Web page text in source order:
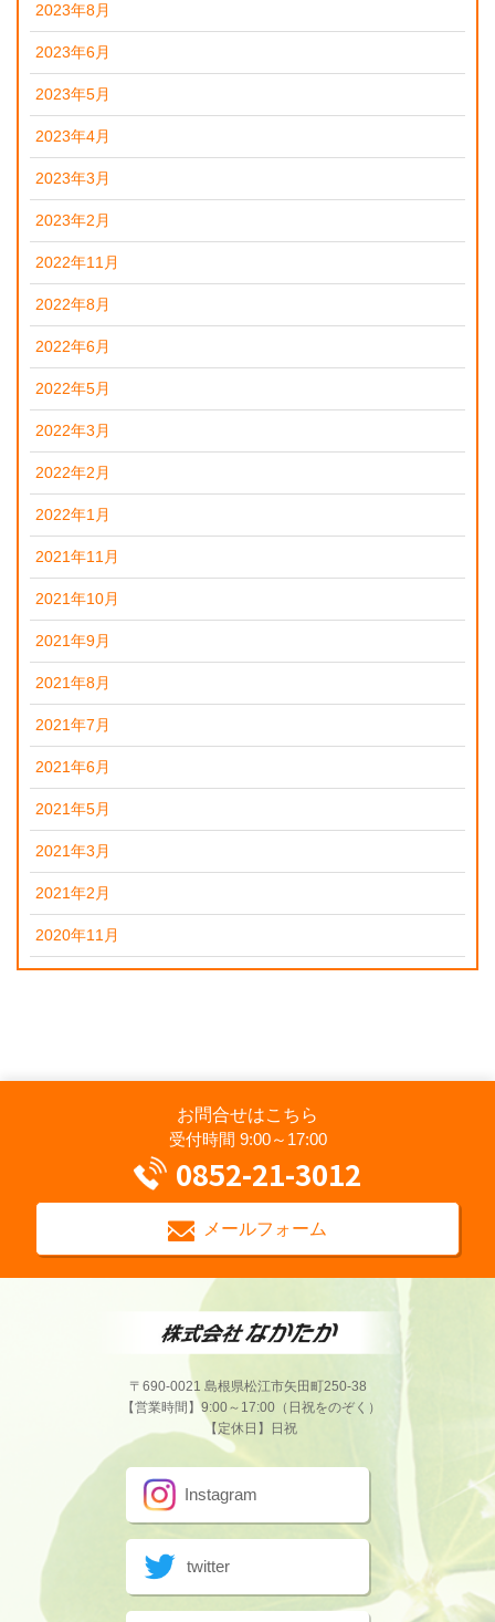
2023年8月
2023年6月
2023年5月
2023年4月
2023年3月
2023年2月
2022年11月
2022年8月
2022年6月
2022年5月
2022年3月
2022年2月
2022年1月
2021年11月
2021年10月
2021年9月
2021年8月
2021年7月
2021年6月
2021年5月
2021年3月
2021年2月
2020年11月
お問合せはこちら
受付時間 9:00～17:00
0852-21-3012
メールフォーム
〒690-0021 島根県松江市矢田町250-38
【営業時間】9:00～17:00（日祝をのぞく）
【定休日】日祝
Instagram
twitter